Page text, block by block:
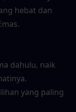
hebat dan
dahulu, naik
yang paling